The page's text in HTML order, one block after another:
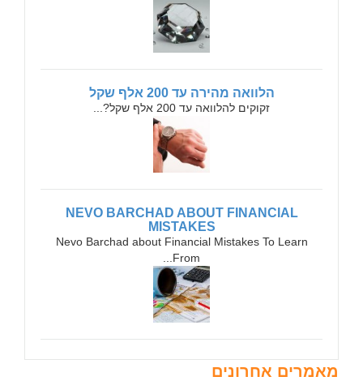
הלוואה מהירה עד 200 אלף שקל
זקוקים להלוואה עד 200 אלף שקל?...
NEVO BARCHAD ABOUT FINANCIAL
MISTAKES
Nevo Barchad about Financial Mistakes To Learn
From...
מאמרים אחרונים